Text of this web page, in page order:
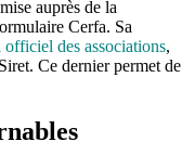
auprès de la
Cerfa. Sa
officiel des associations,
Ce dernier permet de